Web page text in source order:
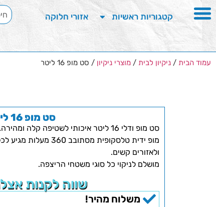
קטגוריות ראשיות אזורי חלוקה
עמוד הבית / ניקיון לבית / מוצרי ניקיון / סט מופ 16 ליטר
סט מופ 16 ליטר
סט מופ ודלי 16 ליטר איכותי לשטיפה קלה ומהירה.
מופ ידית טלסקופית
ולאזורים קשים.
מושלם לניקוי כל סוגי משטחי הריצפה.
שווה לקנות
משלוח מהיר!